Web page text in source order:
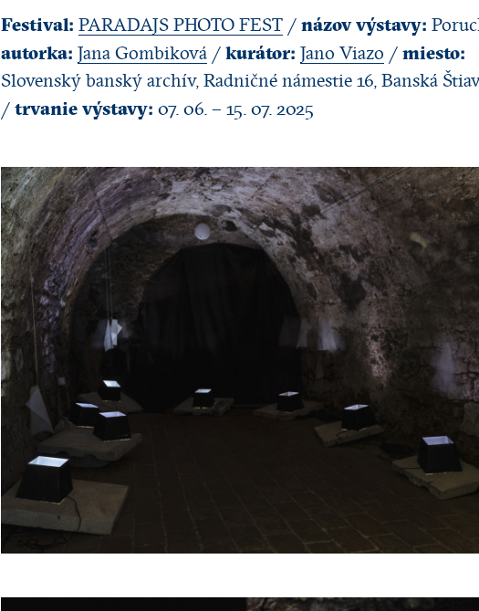
Festival: PARADAJS PHOTO FEST/ názov výstavy:
autorka: Jana Gombiková/ kurátor: Jano Viazo / miesto:
Slovenský banský archív, Radničné námestie 16, Banská
/ trvanie výstavy: 07. 06. – 15. 07. 2025